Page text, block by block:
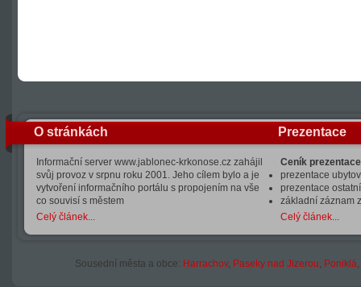
O stránkách
Informační server www.jablonec-krkonose.cz zahájil
svůj provoz v srpnu roku 2001. Jeho cílem bylo a je
vytvoření informačního portálu s propojením na vše
co souvisí s městem
Celý článek...
Prezentace
Ceník
prezentace
prezentace
základní záznam
Celý článek...
Sousední města a obce: Harrachov, Paseky nad Jizerou, Poniklá,